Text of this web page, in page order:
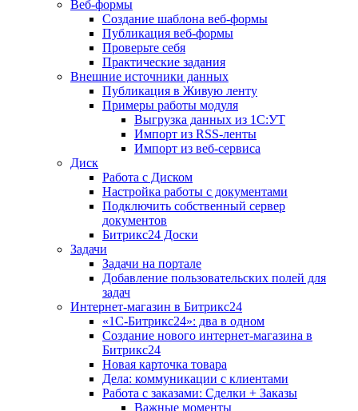
Веб-формы
Создание шаблона веб-формы
Публикация веб-формы
Проверьте себя
Практические задания
Внешние источники данных
Публикация в Живую ленту
Примеры работы модуля
Выгрузка данных из 1С:УТ
Импорт из RSS-ленты
Импорт из веб-сервиса
Диск
Работа с Диском
Настройка работы с документами
Подключить собственный сервер
документов
Битрикс24 Доски
Задачи
Задачи на портале
Добавление пользовательских полей для
задач
Интернет-магазин в Битрикс24
«1С-Битрикс24»: два в одном
Создание нового интернет-магазина в
Битрикс24
Новая карточка товара
Дела: коммуникации с клиентами
Работа с заказами: Сделки + Заказы
Важные моменты